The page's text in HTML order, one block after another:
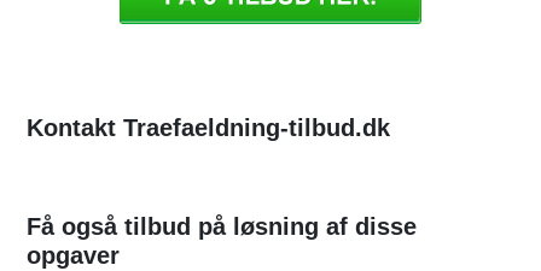
Kontakt Traefaeldning-tilbud.dk
Få også tilbud på løsning af disse
opgaver